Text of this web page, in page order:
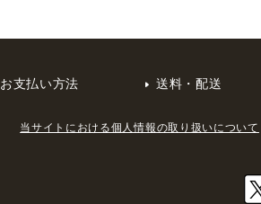
お支払い方法 送料・配送
当サイトにおける個人情報の取り扱いについて